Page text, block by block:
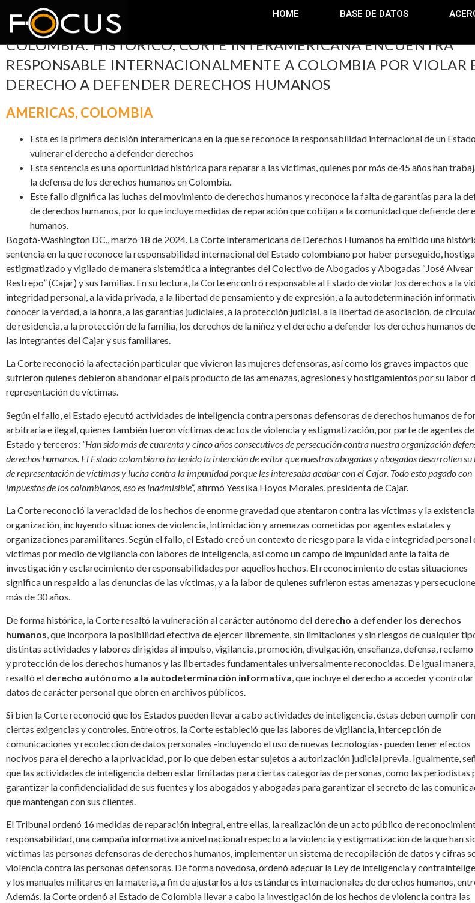
HOME BASE DE DATOS
COLOMBIA: HISTÓRICO, CORTE INTERAMERICANA ENCUENTRA
RESPONSABLE INTERNACIONALMENTE A COLOMBIA POR VIOLAR
DERECHO A DEFENDER DERECHOS HUMANOS
AMERICAS, COLOMBIA
Esta es la primera decisión interamericana en la que se reconoce la responsabilidad internacional de un
vulnerar el derecho a defender derechos
Esta sentencia es una oportunidad histórica para reparar a las víctimas, quienes por más de 45 años han
la defensa de los derechos humanos en Colombia.
Este fallo dignifica las luchas del movimiento de derechos humanos y reconoce la falta de garantías para la
de derechos humanos, por lo que incluye medidas de reparación que cobijan a la comunidad que defiende
humanos.
Bogotá-Washington DC., marzo 18 de 2024. La Corte Interamericana de Derechos Humanos ha emitido una
sentencia en la que reconoce la responsabilidad internacional del Estado colombiano por haber perseguido,
estigmatizado y vigilado de manera sistemática a integrantes del Colectivo de Abogados y Abogadas “José Alvear
Restrepo” (Cajar) y sus familias. En su lectura, la Corte encontró responsable al Estado de violar los derechos a la
integridad personal, a la vida privada, a la libertad de pensamiento y de expresión, a la autodeterminación
conocer la verdad, a la honra, a las garantías judiciales, a la protección judicial, a la libertad de asociación, de
de residencia, a la protección de la familia, los derechos de la niñez y el derecho a defender los derechos humanos
las integrantes del Cajar y sus familiares.
La Corte reconoció la afectación particular que vivieron las mujeres defensoras, así como los graves impactos que
sufrieron quienes debieron abandonar el país producto de las amenazas, agresiones y hostigamientos por su labor
representación de víctimas.
Según el fallo, el Estado ejecutó actividades de inteligencia contra personas defensoras de derechos humanos de
arbitraria e ilegal, quienes también fueron víctimas de actos de violencia y estigmatización, por parte de agentes
Estado y terceros: “Han sido más de cuarenta y cinco años consecutivos de persecución contra nuestra organización
derechos humanos. El Estado colombiano ha tenido la intención de evitar que nuestras abogadas y abogados desarrollen
de representación de víctimas y lucha contra la impunidad porque les interesaba acabar con el Cajar. Todo esto pagado con
impuestos de los colombianos, eso es inadmisible”, afirmó Yessika Hoyos Morales, presidenta de Cajar.
La Corte reconoció la veracidad de los hechos de enorme gravedad que atentaron contra las víctimas y la
organización, incluyendo situaciones de violencia, intimidación y amenazas cometidas por agentes estatales y
organizaciones paramilitares. Según el fallo, el Estado creó un contexto de riesgo para la vida e integridad personal
víctimas por medio de vigilancia con labores de inteligencia, así como un campo de impunidad ante la falta de
investigación y esclarecimiento de responsabilidades por aquellos hechos. El reconocimiento de estas situaciones
significa un respaldo a las denuncias de las víctimas, y a la labor de quienes sufrieron estas amenazas y
más de 30 años.
De forma histórica, la Corte resaltó la vulneración al carácter autónomo del derecho a defender los derechos
humanos , que incorpora la posibilidad efectiva de ejercer libremente, sin limitaciones y sin riesgos de cualquier
distintas actividades y labores dirigidas al impulso, vigilancia, promoción, divulgación, enseñanza, defensa, reclamo
y protección de los derechos humanos y las libertades fundamentales universalmente reconocidas. De igual manera,
resaltó el derecho autónomo a la autodeterminación informativa , que incluye el derecho a acceder y
datos de carácter personal que obren en archivos públicos.
Si bien la Corte reconoció que los Estados pueden llevar a cabo actividades de inteligencia, éstas deben cumplir con
ciertas exigencias y controles. Entre otros, la Corte estableció que las labores de vigilancia, intercepción de
comunicaciones y recolección de datos personales -incluyendo el uso de nuevas tecnologías- pueden tener efectos
nocivos para el derecho a la privacidad, por lo que deben estar sujetos a autorización judicial previa. Igualmente,
que las actividades de inteligencia deben estar limitadas para ciertas categorías de personas, como las periodistas
garantizar la confidencialidad de sus fuentes y los abogados y abogadas para garantizar el secreto de las
que mantengan con sus clientes.
El Tribunal ordenó 16 medidas de reparación integral, entre ellas, la realización de un acto público de
responsabilidad, una campaña informativa a nivel nacional respecto a la violencia y estigmatización de la que han
víctimas las personas defensoras de derechos humanos, implementar un sistema de recopilación de datos y cifras
violencia contra las personas defensoras. De forma novedosa, ordenó adecuar la Ley de inteligencia y
y los manuales militares en la materia, a fin de ajustarlos a los estándares internacionales de derechos humanos,
Además, la Corte ordenó al Estado de Colombia llevar a cabo la investigación de los hechos de violencia contra las